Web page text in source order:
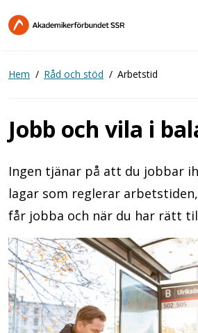
till
Hem Råd och stöd Arbetstid
Jobb och vila i
Ingen tjänar på att du jobbar
lagar som reglerar
får jobba och när du har rätt